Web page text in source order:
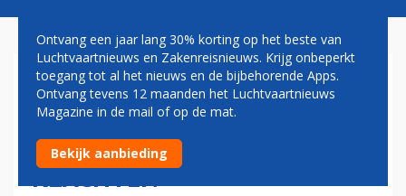
CABINEBEMANNING
AMERICAN AIRLINES GEEFT
GOEDMAKERTJE BIJ
KLACHTEN
Ontvang een jaar lang 30% korting op het beste van
Luchtvaartnieuws en Zakenreisnieuws. Krijg onbeperkt
toegang tot al het nieuws en de bijbehorende Apps.
Ontvang tevens 12 maanden het Luchtvaartnieuws
Magazine in de mail of op de mat.
Bekijk aanbieding